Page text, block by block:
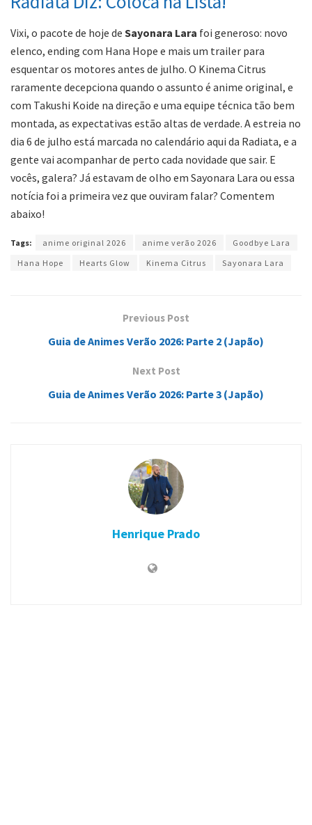
Vixi, o pacote de hoje de Sayonara Lara foi generoso: novo
elenco, ending com Hana Hope e mais um trailer para
esquentar os motores antes de julho. O Kinema Citrus
raramente decepciona quando o assunto é anime original, e
com Takushi Koide na direção e uma equipe técnica tão bem
montada, as expectativas estão altas de verdade. A estreia no
dia 6 de julho está marcada no calendário aqui da Radiata, e a
gente vai acompanhar de perto cada novidade que sair. E
vocês, galera? Já estavam de olho em Sayonara Lara ou essa
notícia foi a primeira vez que ouviram falar? Comentem
abaixo!
Tags: anime original 2026 anime verão 2026
Goodbye Lara
Hana Hope
Hearts Glow Kinema Citrus Sayonara Lara
Previous Post
Guia de Animes Verão 2026: Parte 2 (Japão)
Next Post
Guia de Animes Verão 2026: Parte 3 (Japão)
Henrique Prado